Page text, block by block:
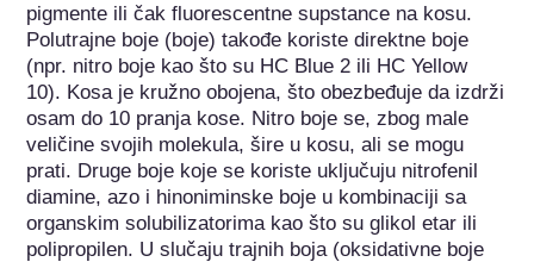
pigmente ili čak fluorescentne supstance na kosu.
Polutrajne boje (boje) takođe koriste direktne boje
(npr. nitro boje kao što su HC Blue 2 ili HC Yellow
10). Kosa je kružno obojena, što obezbeđuje da izdrži
osam do 10 pranja kose. Nitro boje se, zbog male
veličine svojih molekula, šire u kosu, ali se mogu
prati. Druge boje koje se koriste uključuju nitrofenil
diamine, azo i hinoniminske boje u kombinaciji sa
organskim solubilizatorima kao što su glikol etar ili
polipropilen. U slučaju trajnih boja (oksidativne boje